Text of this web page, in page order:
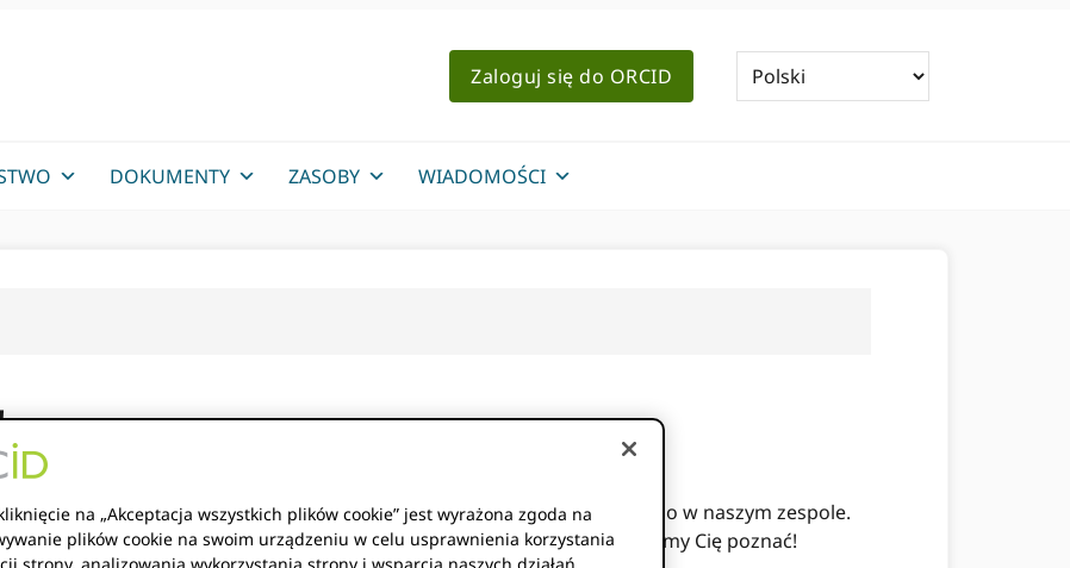
Zaloguj się do ORCID
DOKUMENTY ZASOBY WIADOMOŚCI
więcej o ORCID, w tym kim jesteśmy, w co wierzymy i co jest wyjątkowego w naszym zespole.
do naszej organizacji, sprawdź nasząotwarte stanowiska. Chcielibyśmy Cię poznać!
na „Akceptacja wszystkich plików cookie” jest wyrażona zgoda na
plików cookie na swoim urządzeniu w celu usprawnienia korzystania